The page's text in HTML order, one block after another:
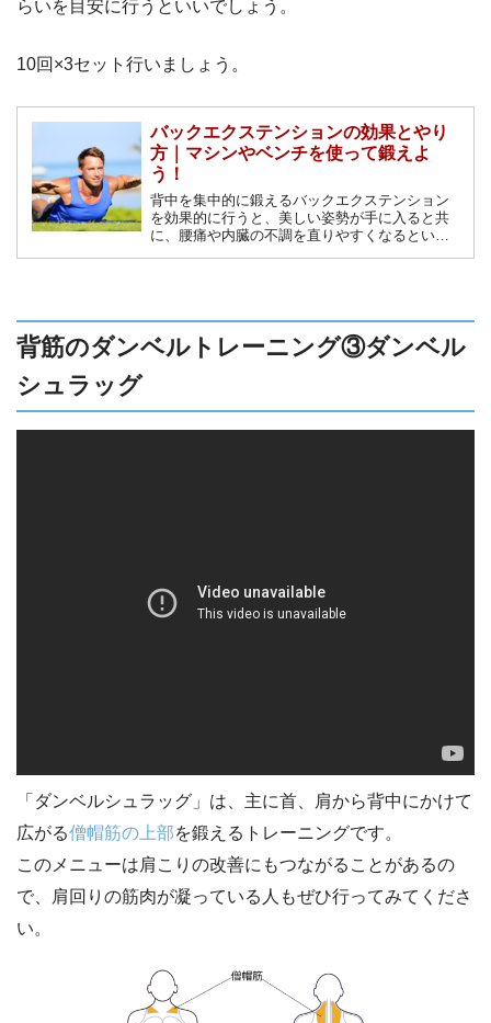
らいを目安に行うといいでしょう。
10回×3セット行いましょう。
バックエクステンションの効果とやり
方｜マシンやベンチを使って鍛えよ
う！
背中を集中的に鍛えるバックエクステンション
を効果的に行うと、美しい姿勢が手に入ると共
に、腰痛や内臓の不調を直りやすくなるという
背筋のダンベルトレーニング③ダンベル
シュラッグ
「ダンベルシュラッグ」は、主に首、肩から背中にかけて
広がる僧帽筋の上部を鍛えるトレーニングです。
このメニューは肩こりの改善にもつながることがあるの
で、肩回りの筋肉が凝っている人もぜひ行ってみてくださ
い。